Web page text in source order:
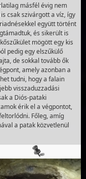
másfél évig nem
csak szivárgott a víz, így
együtt történt
és sikerült is
mögött egy kis
pedig egy elszűkülő
de sokkal tovább ők
amely azonban a
tudni, hogy a falain
visszaduzzadási
a Diós-pataki
érik el a végpontot,
Főleg, amíg
a patak közvetlenül